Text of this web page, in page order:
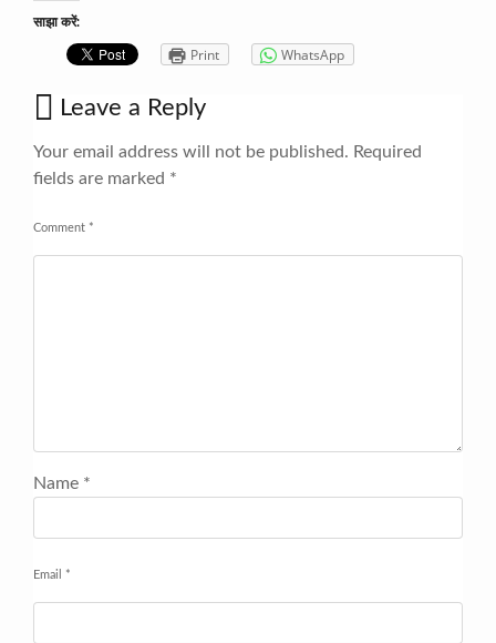
साझा करें:
Print WhatsApp
Leave a Reply
Your email address will not be published. Required
fields are marked *
Comment *
Name *
Email *